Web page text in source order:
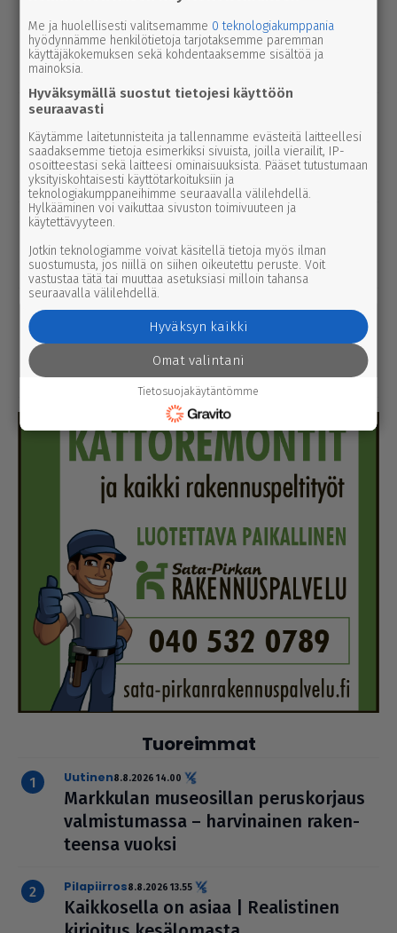
Syyttäjä ei nosta syytettä Parkanon
kal­ja­ko­hussa – luo­tet­ta­vaa kuvaa
tapah­tu­mien kulusta ei syntynyt
uutinen
Pie­no­sak­kai­den yhteis­työtä tarvitaan
edelleen Lep­pä­kos­kessa, tuumivat
Jukka Vesanto ja Esa Talonen
mielipide
Koti-kylä-raja | Parkanon ener­gi­ast­ra­
te­gi­a­työ osui oikeaan aikaan
uutinen7.8.2026 3.00
Afrik­ka­lai­nen sikarutto tuli Kaakkois-
Suomeen – vil­li­si­ka­ha­vain­noista on
nyt syytä ilmoittaa myös täällä
Tuoreimmat
uutinen8.8.2026 14.00
Markkulan muse­o­sil­lan perus­kor­jaus
val­mis­tu­massa – har­vi­nai­nen raken­
teensa vuoksi
pilapiirros8.8.2026 13.55
Kaik­ko­sella on asiaa | Rea­lis­ti­nen
Me ja huolellisesti valitsemamme 0 teknologiakumppania
hyödynnämme henkilötietoja tarjotaksemme paremman
käyttäjäkokemuksen sekä kohdentaaksemme sisältöä ja
mainoksia.
Hyväksymällä suostut tietojesi käyttöön
seuraavasti
Käytämme laitetunnisteita ja tallennamme evästeitä laitteellesi
saadaksemme tietoja esimerkiksi sivuista, joilla vierailit, IP-
osoitteestasi sekä laitteesi ominaisuuksista. Pääset tutustumaan
yksityiskohtaisesti käyttötarkoituksiin ja
teknologiakumppaneihimme seuraavalla välilehdellä.
Hylkääminen voi vaikuttaa sivuston toimivuuteen ja
käytettävyyteen.
Jotkin teknologiamme voivat käsitellä tietoja myös ilman
suostumusta, jos niillä on siihen oikeutettu peruste. Voit
vastustaa tätä tai muuttaa asetuksiasi milloin tahansa
seuraavalla välilehdellä.
Hyväksyn kaikki
Omat valintani
Tietosuojakäytäntömme